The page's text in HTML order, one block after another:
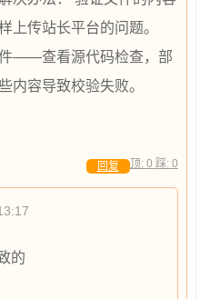
上传站长平台的问题。
——查看源代码检查，部
内容导致校验失败。
顶: 0 踩: 0
回复
的